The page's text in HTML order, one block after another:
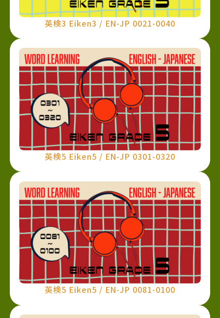
英検3 Eiken3 / EN-JP 0021-0040
英検5 Eiken5 / EN-JP 0301-0320
英検5 Eiken5 / EN-JP 0081-0100